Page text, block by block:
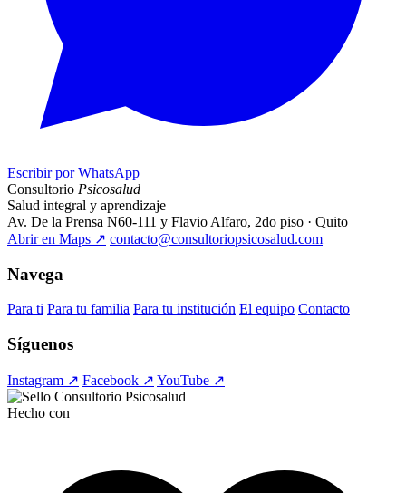
Escribir por WhatsApp
Consultorio Psicosalud
Salud integral y aprendizaje
Av. De la Prensa N60-111 y Flavio Alfaro, 2do piso · Quito
Abrir en Maps ↗ contacto@consultoriopsicosalud.com
Navega
Para ti Para tu familia Para tu institución El equipo Contacto
Síguenos
Instagram ↗ Facebook ↗ YouTube ↗
Hecho con